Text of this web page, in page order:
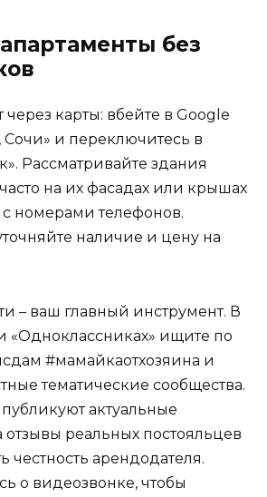
без
через карты: вбейте в Google
Сочи» и переключитесь в
Рассматривайте здания
на их фасадах или крышах
с номерами телефонов.
наличие и цену на
– ваш главный инструмент. В
«Одноклассниках» ищите по
#мамайкаотхозяина и
тематические сообщества.
актуальные
реальных постояльцев
честность арендодателя.
о видеозвонке, чтобы